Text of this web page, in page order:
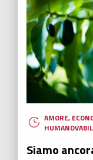
AMORE,
Siamo